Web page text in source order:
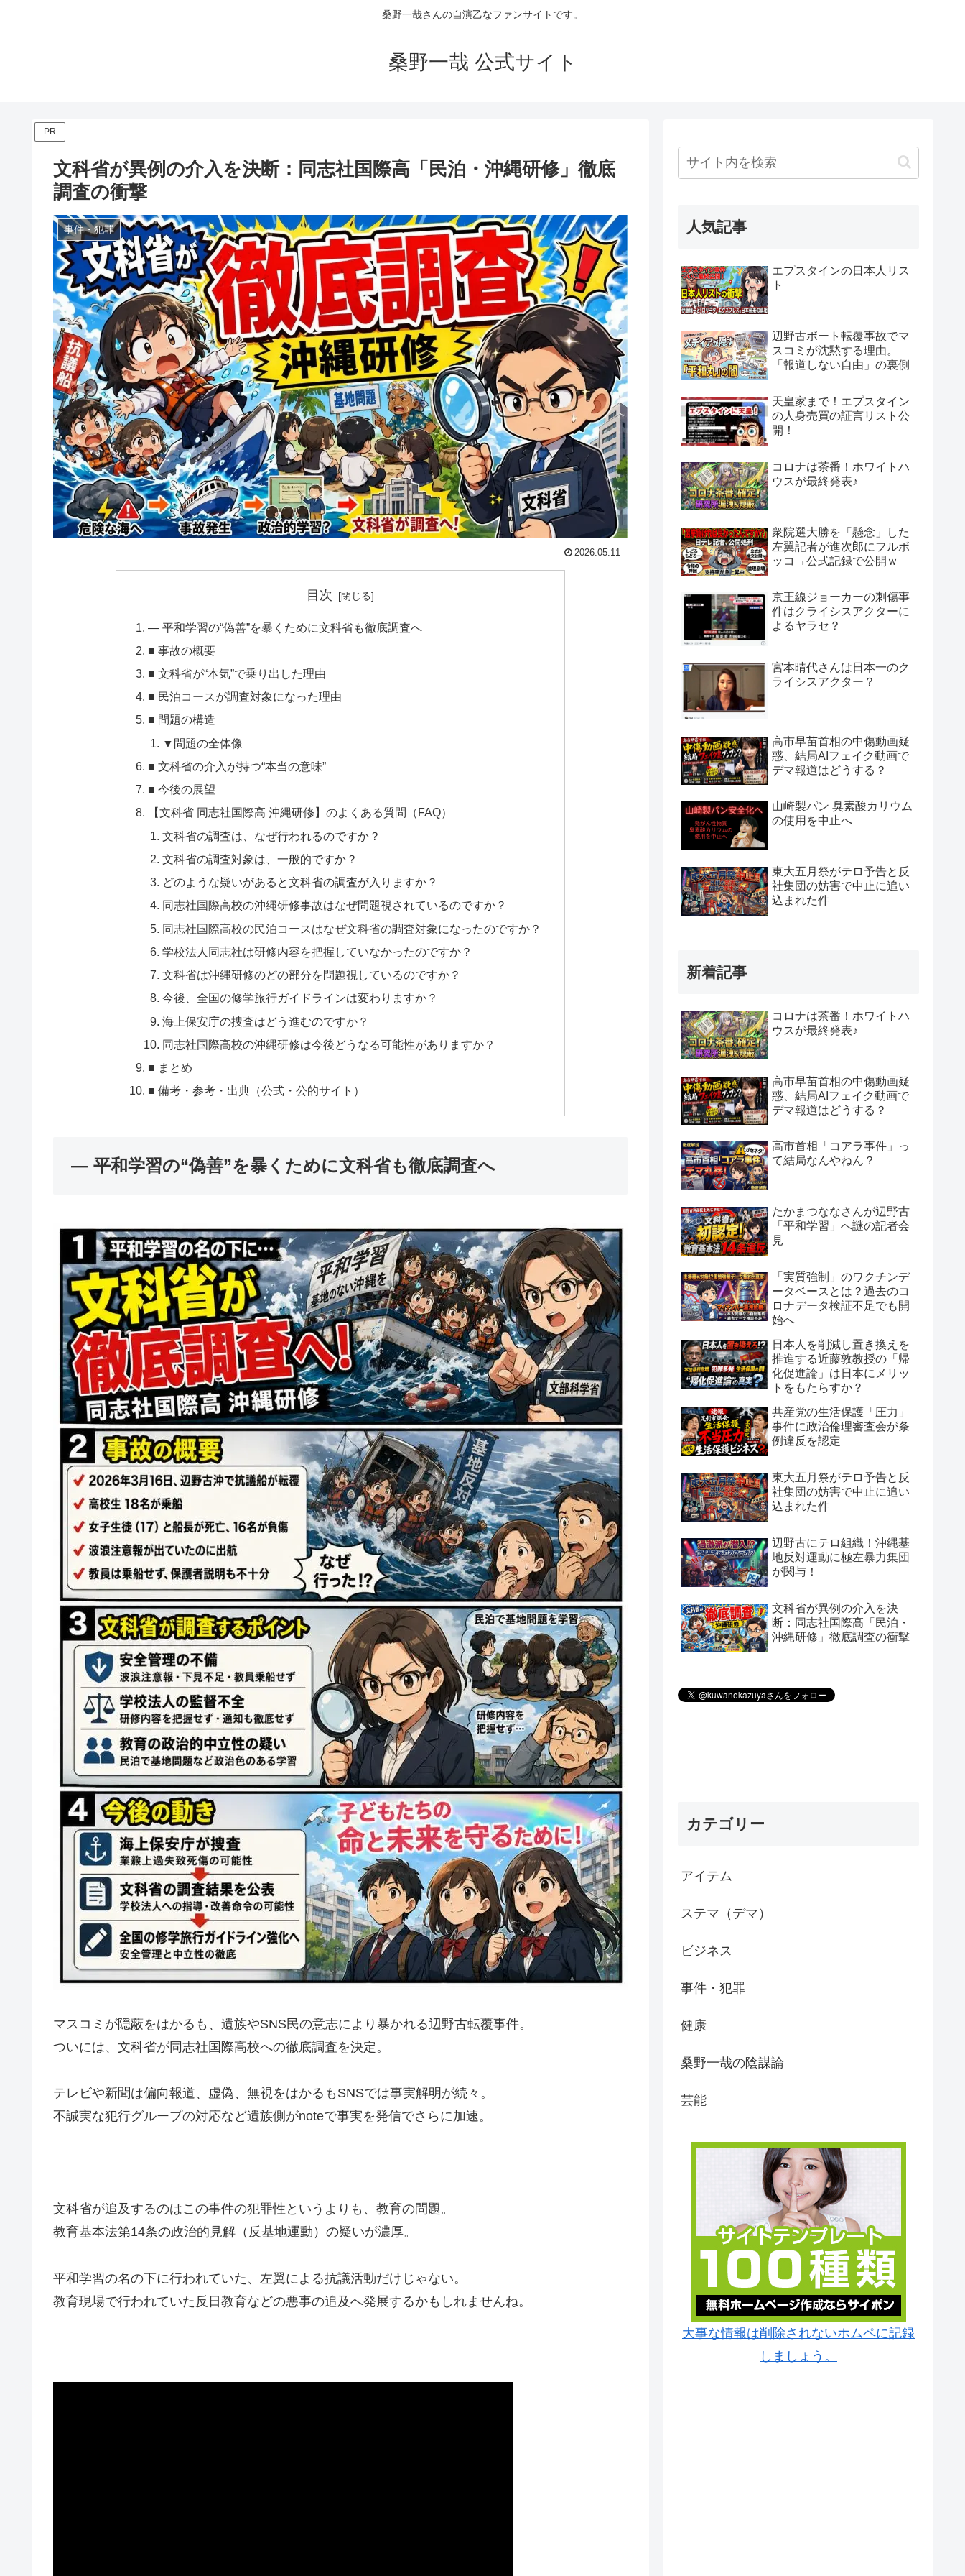
桑野一哉さんの自演乙なファンサイトです。
桑野一哉 公式サイト
PR
文科省が異例の介入を決断：同志社国際高「民泊・沖縄研修」徹底
調査の衝撃
事件・犯罪
2026.05.11
目次
― 平和学習の“偽善”を暴くために文科省も徹底調査へ
■ 事故の概要
■ 文科省が“本気”で乗り出した理由
■ 民泊コースが調査対象になった理由
■ 問題の構造
▼問題の全体像
■ 文科省の介入が持つ“本当の意味”
■ 今後の展望
【文科省 同志社国際高 沖縄研修】のよくある質問（FAQ）
文科省の調査は、なぜ行われるのですか？
文科省の調査対象は、一般的ですか？
どのような疑いがあると文科省の調査が入りますか？
同志社国際高校の沖縄研修事故はなぜ問題視されているのですか？
同志社国際高校の民泊コースはなぜ文科省の調査対象になったのですか？
学校法人同志社は研修内容を把握していなかったのですか？
文科省は沖縄研修のどの部分を問題視しているのですか？
今後、全国の修学旅行ガイドラインは変わりますか？
海上保安庁の捜査はどう進むのですか？
同志社国際高校の沖縄研修は今後どうなる可能性がありますか？
■ まとめ
■ 備考・参考・出典（公式・公的サイト）
― 平和学習の“偽善”を暴くために文科省も徹底調査へ
マスコミが隠蔽をはかるも、遺族やSNS民の意志により暴かれる辺野古転覆事件。
ついには、文科省が同志社国際高校への徹底調査を決定。
テレビや新聞は偏向報道、虚偽、無視をはかるもSNSでは事実解明が続々。
不誠実な犯行グループの対応など遺族側がnoteで事実を発信でさらに加速。
文科省が追及するのはこの事件の犯罪性というよりも、教育の問題。
教育基本法第14条の政治的見解（反基地運動）の疑いが濃厚。
平和学習の名の下に行われていた、左翼による抗議活動だけじゃない。
教育現場で行われていた反日教育などの悪事の追及へ発展するかもしれませんね。
人気記事
エプスタインの日本人リス
ト
辺野古ボート転覆事故でマ
スコミが沈黙する理由。
「報道しない自由」の裏側
天皇家まで！エプスタイン
の人身売買の証言リスト公
開！
コロナは茶番！ホワイトハ
ウスが最終発表♪
衆院選大勝を「懸念」した
左翼記者が進次郎にフルボ
ッコ→公式記録で公開ｗ
京王線ジョーカーの刺傷事
件はクライシスアクターに
よるヤラセ？
宮本晴代さんは日本一のク
ライシスアクター？
高市早苗首相の中傷動画疑
惑、結局AIフェイク動画で
デマ報道はどうする？
山崎製パン 臭素酸カリウム
の使用を中止へ
東大五月祭がテロ予告と反
社集団の妨害で中止に追い
込まれた件
新着記事
コロナは茶番！ホワイトハ
ウスが最終発表♪
高市早苗首相の中傷動画疑
惑、結局AIフェイク動画で
デマ報道はどうする？
高市首相「コアラ事件」っ
て結局なんやねん？
たかまつななさんが辺野古
「平和学習」へ謎の記者会
見
「実質強制」のワクチンデ
ータベースとは？過去のコ
ロナデータ検証不足でも開
始へ
日本人を削減し置き換えを
推進する近藤敦教授の「帰
化促進論」は日本にメリッ
トをもたらすか？
共産党の生活保護「圧力」
事件に政治倫理審査会が条
例違反を認定
東大五月祭がテロ予告と反
社集団の妨害で中止に追い
込まれた件
辺野古にテロ組織！沖縄基
地反対運動に極左暴力集団
が関与！
文科省が異例の介入を決
断：同志社国際高「民泊・
沖縄研修」徹底調査の衝撃
カテゴリー
アイテム
ステマ（デマ）
ビジネス
事件・犯罪
健康
桑野一哉の陰謀論
芸能
大事な情報は削除されないホムペに記録
しましょう。